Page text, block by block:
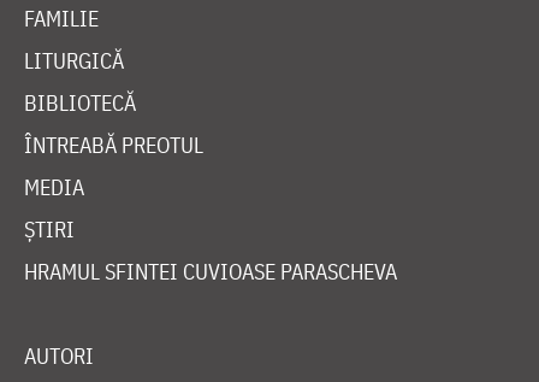
FAMILIE
LITURGICĂ
BIBLIOTECĂ
ÎNTREABĂ PREOTUL
MEDIA
ȘTIRI
HRAMUL SFINTEI CUVIOASE PARASCHEVA
AUTORI